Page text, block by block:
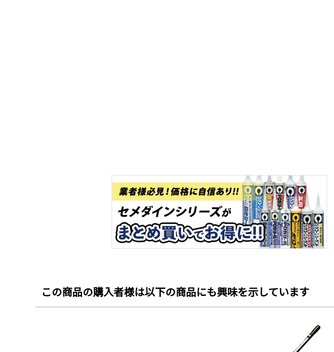
この商品の購入者様は以下の商品にも興味を示しています